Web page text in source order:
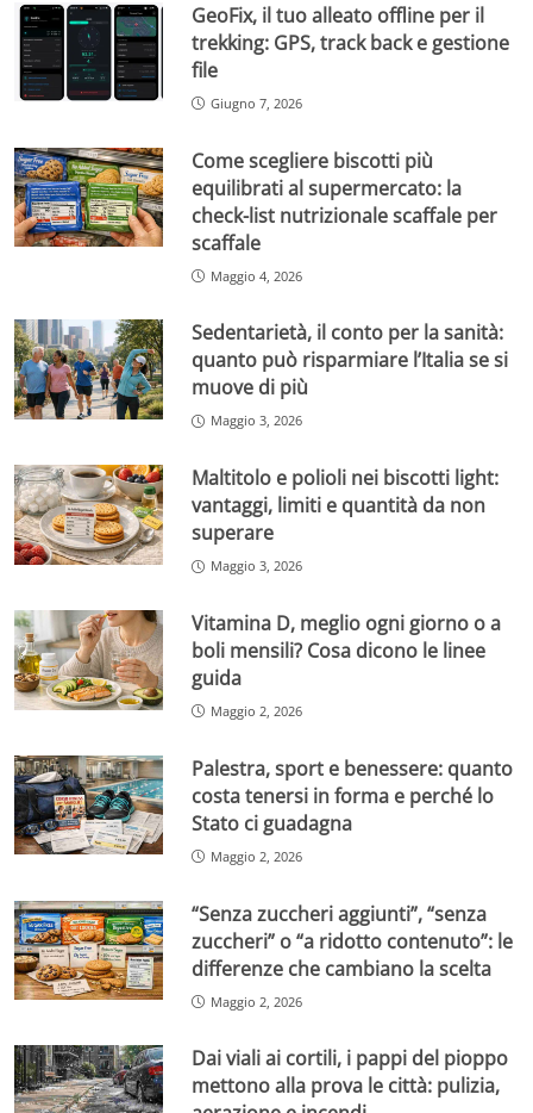
GeoFix, il tuo alleato offline per il
trekking: GPS, track back e gestione
file
Giugno 7, 2026
Come scegliere biscotti più
equilibrati al supermercato: la
check-list nutrizionale scaffale per
scaffale
Maggio 4, 2026
Sedentarietà, il conto per la sanità:
quanto può risparmiare l’Italia se si
muove di più
Maggio 3, 2026
Maltitolo e polioli nei biscotti light:
vantaggi, limiti e quantità da non
superare
Maggio 3, 2026
Vitamina D, meglio ogni giorno o a
boli mensili? Cosa dicono le linee
guida
Maggio 2, 2026
Palestra, sport e benessere: quanto
costa tenersi in forma e perché lo
Stato ci guadagna
Maggio 2, 2026
“Senza zuccheri aggiunti”, “senza
zuccheri” o “a ridotto contenuto”: le
differenze che cambiano la scelta
Maggio 2, 2026
Dai viali ai cortili, i pappi del pioppo
mettono alla prova le città: pulizia,